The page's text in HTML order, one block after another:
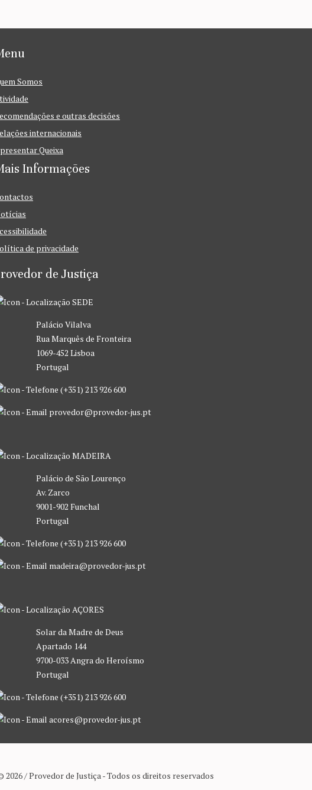
Somos
e outras decisões
internacionais
Queixa
Informações
de privacidade
de Justiça
SEDE
Palácio Vilalva
Rua Marquês de Fronteira
1069-452 Lisboa
Portugal
(+351) 213 926 600
provedor@provedor-jus.pt
MADEIRA
Palácio de São Lourenço
Av. Zarco
9001-902 Funchal
Portugal
(+351) 213 926 600
madeira@provedor-jus.pt
AÇORES
Solar da Madre de Deus
Apartado 144
9700-033 Angra do Heroísmo
Portugal
(+351) 213 926 600
acores@provedor-jus.pt
2026 / Provedor de Justiça - Todos os direitos reservados